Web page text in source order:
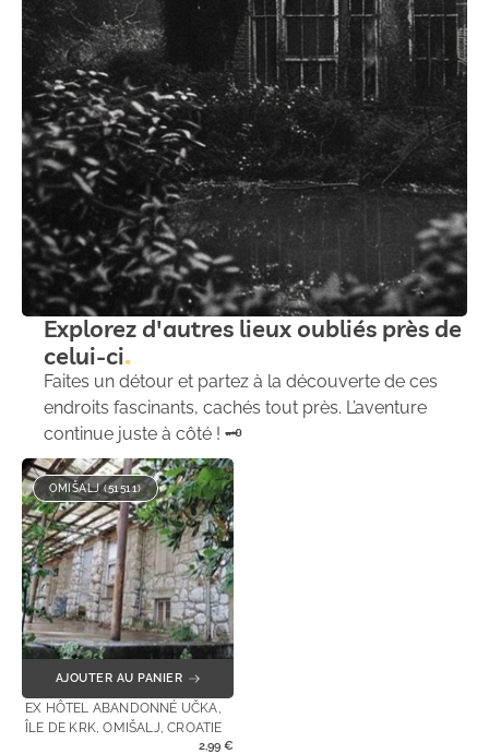
Explorez d'autres lieux oubliés près de
celui-ci
Faites un détour et partez à la découverte de ces
endroits fascinants, cachés tout près. L’aventure
continue juste à côté ! 🗝️
OMIŠALJ (51511)
AJOUTER AU PANIER
EX HÔTEL ABANDONNÉ UČKA,
ÎLE DE KRK, OMIŠALJ, CROATIE
2,99 €